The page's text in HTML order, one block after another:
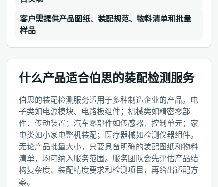
客户需提供产品图纸、装配规范、物料清单和批量
样品
什么产品适合伯思的装配检测服务
伯思的装配检测服务适用于多种制造企业的产品。电
子类如电源模块、电路板组件；机械类如精密零部
件、传动装置；汽车零部件如传感器、控制单元；家
电类如小家电整机装配；医疗器械如检测仪器组件。
无论产品批量大小，只要具备明确的装配图纸和物料
清单，均可纳入服务范围。服务团队会先评估产品结
构复杂度、装配精度要求和检测项目，再给出适配方
案。